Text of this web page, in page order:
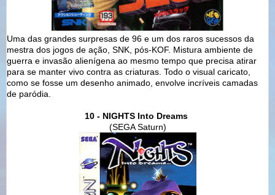
Uma das grandes surpresas de 96 e um dos raros sucessos da
mestra dos jogos de ação, SNK, pós-KOF. Mistura ambiente de
guerra e invasão alienígena ao mesmo tempo que precisa atirar
para se manter vivo contra as criaturas. Todo o visual caricato,
como se fosse um desenho animado, envolve incríveis camadas
de paródia.
10 - NIGHTS Into Dreams
(SEGA Saturn)